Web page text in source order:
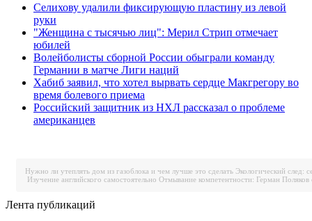
Селихову удалили фиксирующую пластину из левой
руки
"Женщина с тысячью лиц": Мерил Стрип отмечает
юбилей
Волейболисты сборной России обыграли команду
Германии в матче Лиги наций
Хабиб заявил, что хотел вырвать сердце Макгрегору во
время болевого приема
Российский защитник из НХЛ рассказал о проблеме
американцев
Нужно ли утеплять дом из газоблока и чем лучше это сделать Экологический след:
Изучение английского самостоятельно Отмывание компетентности: Герман
Лента публикаций